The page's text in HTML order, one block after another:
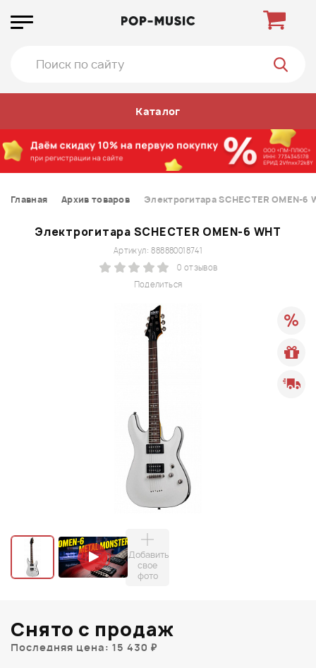
Каталог
Главная Архив товаров Электрогитара SCHECTER OMEN-6
Электрогитара SCHECTER OMEN-6 WHT
Поделиться
Артикул: 888880018741
0 отзывов
Добавить
свое
фото
Снято с продаж
Последняя цена: 15 430 ₽